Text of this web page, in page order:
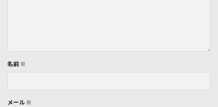
名前 ※
メール ※